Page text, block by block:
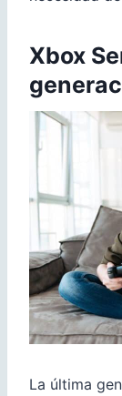
Xbox
La última